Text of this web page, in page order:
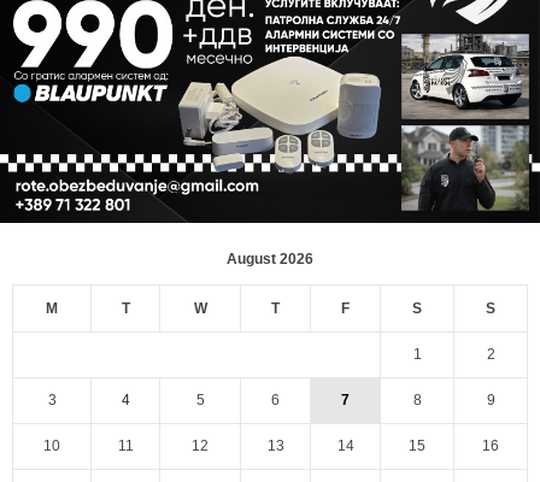
August 2026
M T W T F S S
1 2
3 4 5 6 7 8 9
10 11 12 13 14 15 16